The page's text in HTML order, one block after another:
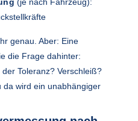
genau. Aber: Eine
die Frage dahinter:
Toleranz? Verschleiß?
da wird ein unabhängiger